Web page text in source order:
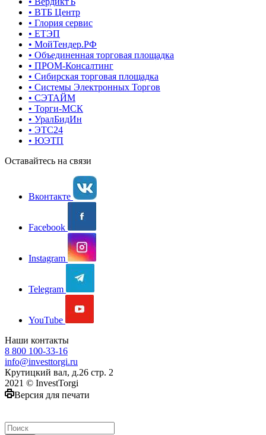
• ВТБ Центр
• Глория сервис
• ЕТЭП
• МойТендер.РФ
• Объединенная торговая площадка
• ПРОМ-Консалтинг
• Сибирская торговая площадка
• Системы Электронных Торгов
• СЭТАЙМ
• Торги-МСК
• УралБидИн
• ЭТС24
• ЮЭТП
Оставайтесь на связи
Вконтакте
Facebook
Instagram
Telegram
YouTube
Наши контакты
8 800 100-33-16
info@investtorgi.ru
Крутицкий вал, д.26 стр. 2
2021 © InvestTorgi
Версия для печати